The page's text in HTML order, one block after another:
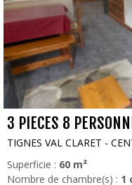
3 PIECES 8
TIGNES VAL CLARET -
Superficie : 60 m²
Nombre de chambre(s) : 1